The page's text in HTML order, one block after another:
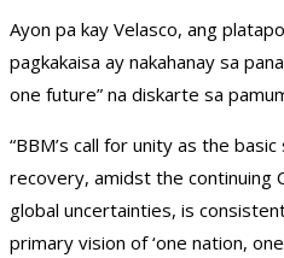
Ayon pa kay Velasco, ang
pagkakaisa ay nakahanay sa
one future” na diskarte sa
“BBM’s call for unity as the
recovery, amidst the continuing
global uncertainties, is
primary vision of ‘one nation,